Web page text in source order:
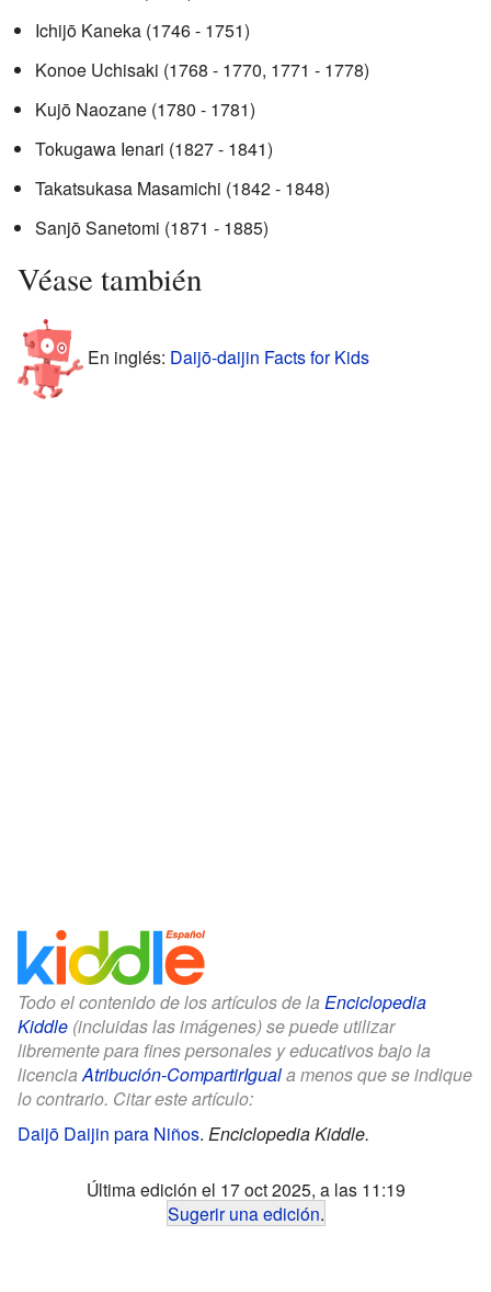
Ichijō Kaneka (1746 - 1751)
Konoe Uchisaki (1768 - 1770, 1771 - 1778)
Kujō Naozane (1780 - 1781)
Tokugawa Ienari (1827 - 1841)
Takatsukasa Masamichi (1842 - 1848)
Sanjō Sanetomi (1871 - 1885)
Véase también
En inglés: Daijō-daijin Facts for Kids
Todo el contenido de los artículos de la Enciclopedia
Kiddle (incluidas las imágenes) se puede utilizar
libremente para fines personales y educativos bajo la
licenciaAtribución-CompartirIguala menos que se indique
lo contrario. Citar este artículo:
Daijō Daijin para Niños. Enciclopedia Kiddle.
Última edición el 17 oct 2025, a las 11:19
Sugerir una edición.